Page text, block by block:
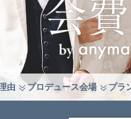
由 プロデュース会場 プラ